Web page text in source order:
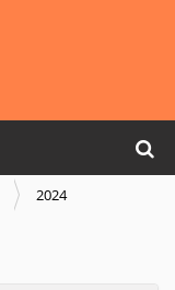
Busca
2024